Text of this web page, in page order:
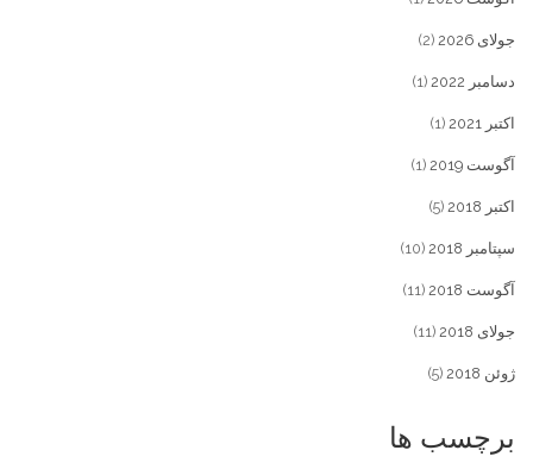
جولای 2026 (2)
دسامبر 2022 (1)
اکتبر 2021 (1)
آگوست 2019 (1)
اکتبر 2018 (5)
سپتامبر 2018 (10)
آگوست 2018 (11)
جولای 2018 (11)
ژوئن 2018 (5)
برچسب ها